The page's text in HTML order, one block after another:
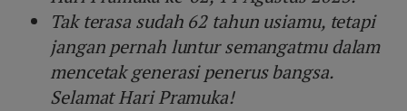
Tak terasa sudah 62 tahun usiamu, tetapi
jangan pernah luntur semangatmu dalam
mencetak generasi penerus bangsa.
Selamat Hari Pramuka!